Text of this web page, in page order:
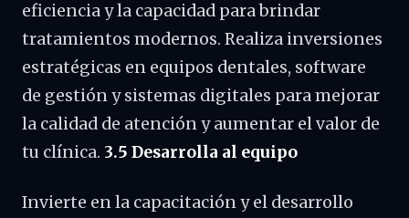
eficiencia y la capacidad para brindar
tratamientos modernos. Realiza inversiones
estratégicas en equipos dentales, software
de gestión y sistemas digitales para mejorar
la calidad de atención y aumentar el valor de
tu clínica. 3.5 Desarrolla al equipo
Invierte en la capacitación y el desarrollo